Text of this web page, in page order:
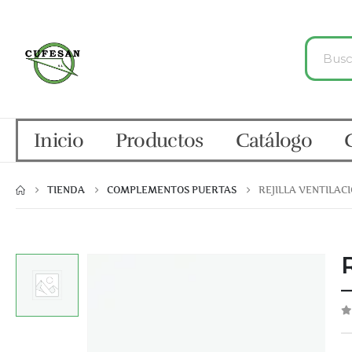
Inicio Productos Catálogo
TIENDA COMPLEMENTOS PUERTAS REJILLA